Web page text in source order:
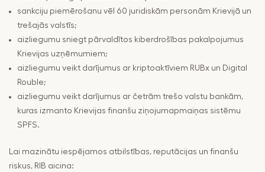
sankciju piemērošanu vēl 60 juridiskām personām Krievijā un
trešajās valstīs;
aizliegumu sniegt pārvaldītos kiberdrošības pakalpojumus
Krievijas uzņēmumiem;
aizliegumu veikt darījumus ar kriptoaktīviem RUBx un Digital
Rouble;
aizliegumu veikt darījumus ar četrām trešo valstu bankām,
kuras izmanto Krievijas finanšu ziņojumapmaiņas sistēmu
SPFS.
Lai mazinātu iespējamos atbilstības, reputācijas un finanšu
riskus, RIB aicina: